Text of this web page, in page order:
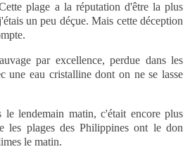
plage a la réputation d'être la plus
un peu déçue. Mais cette déception
par excellence, perdue dans les
une eau cristalline dont on ne se lasse
le lendemain matin, c'était encore plus
les plages des Philippines ont le don
le matin.